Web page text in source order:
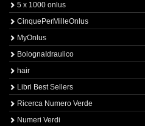
5 x 1000 onlus
CinquePerMilleOnlus
MyOnlus
BolognaIdraulico
hair
Libri Best Sellers
Ricerca Numero Verde
Numeri Verdi